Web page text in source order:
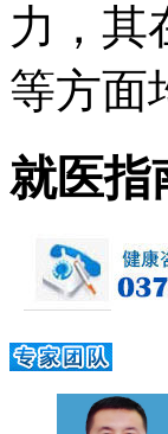
力，其
等方面
就医指